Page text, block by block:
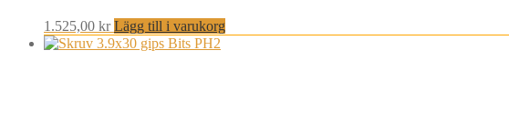
1.525,00 kr Lägg till i varukorg